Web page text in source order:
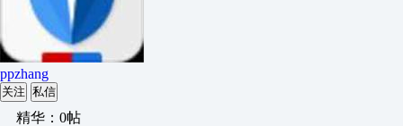
ppzhang
关注 私信
精华：0帖